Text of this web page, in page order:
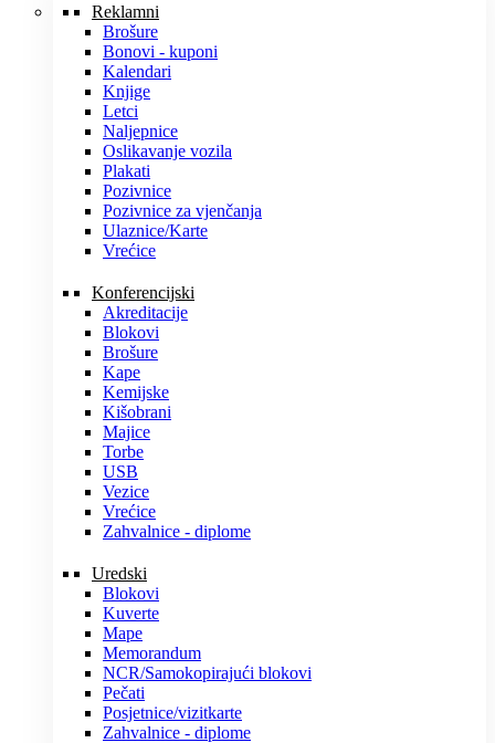
Reklamni
Brošure
Bonovi - kuponi
Kalendari
Knjige
Letci
Naljepnice
Oslikavanje vozila
Plakati
Pozivnice
Pozivnice za vjenčanja
Ulaznice/Karte
Vrećice
Konferencijski
Akreditacije
Blokovi
Brošure
Kape
Kemijske
Kišobrani
Majice
Torbe
USB
Vezice
Vrećice
Zahvalnice - diplome
Uredski
Blokovi
Kuverte
Mape
Memorandum
NCR/Samokopirajući blokovi
Pečati
Posjetnice/vizitkarte
Zahvalnice - diplome